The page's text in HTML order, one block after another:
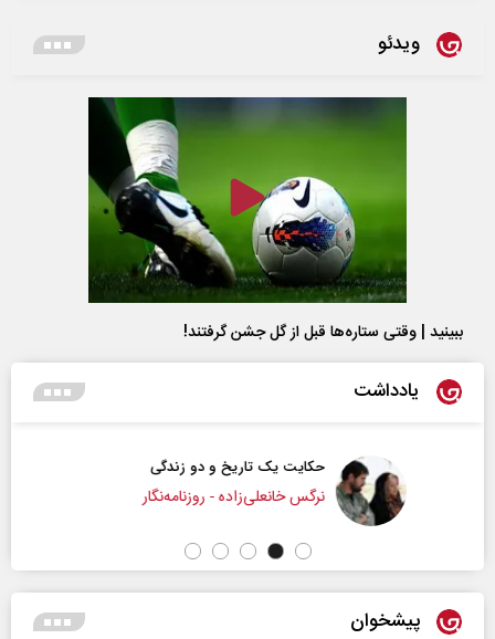
ویدئو
ببینید | وقتی ستاره‌ها قبل از گل جشن گرفتند!
یادداشت
حکایت یک تاریخ و دو زندگی
نرگس خانعلی‌زاده - روزنامه‌نگار
پیشخوان